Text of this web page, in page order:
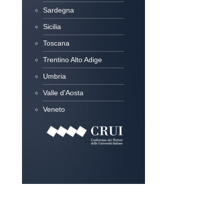
Sardegna
Sicilia
Toscana
Trentino Alto Adige
Umbria
Valle d'Aosta
Veneto